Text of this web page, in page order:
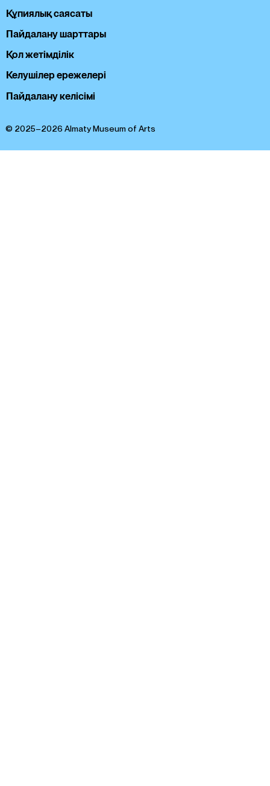
© 2025–2026 Almaty Museum of Arts
Құпиялық саясаты
Пайдалану шарттары
Қол жетімділік
Келушілер ережелері
Пайдалану келісімі